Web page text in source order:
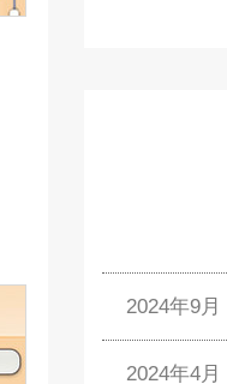
2024年9月
2024年4月